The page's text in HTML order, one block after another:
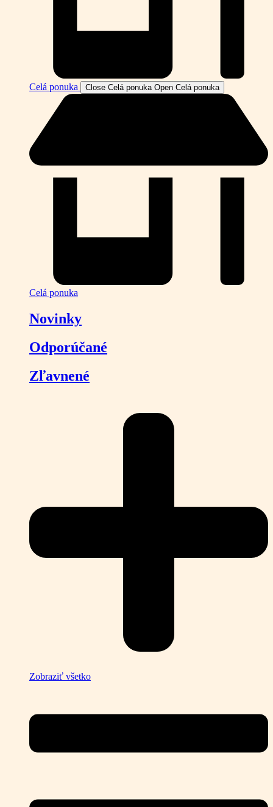
Celá ponuka Close Celá ponuka Open Celá ponuka
Celá ponuka
Novinky
Odporúčané
Zľavnené
Zobraziť všetko